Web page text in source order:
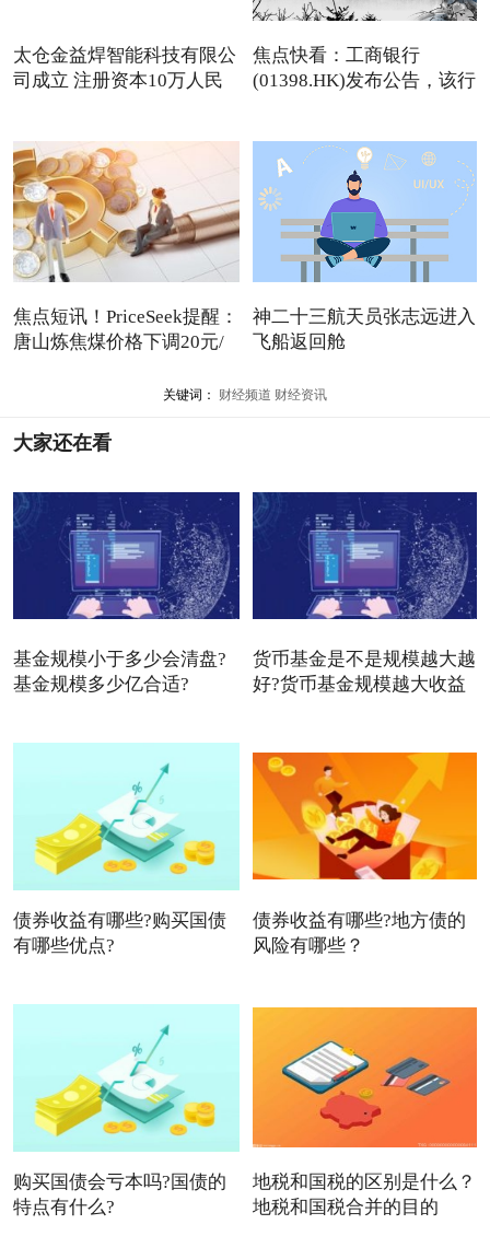
太仓金益焊智能科技有限公
司成立 注册资本10万人民
焦点快看：工商银行
(01398.HK)发布公告，该行
焦点短讯！PriceSeek提醒：
唐山炼焦煤价格下调20元/
神二十三航天员张志远进入
飞船返回舱
关键词： 财经频道 财经资讯
大家还在看
基金规模小于多少会清盘?
基金规模多少亿合适?
货币基金是不是规模越大越
好?货币基金规模越大收益
债券收益有哪些?购买国债
有哪些优点?
债券收益有哪些?地方债的
风险有哪些？
购买国债会亏本吗?国债的
特点有什么?
地税和国税的区别是什么？
地税和国税合并的目的